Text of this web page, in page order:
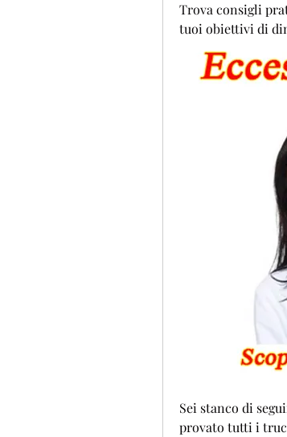
Trova consigli
tuoi obiettivi di
Sei stanco di
provato tutti i